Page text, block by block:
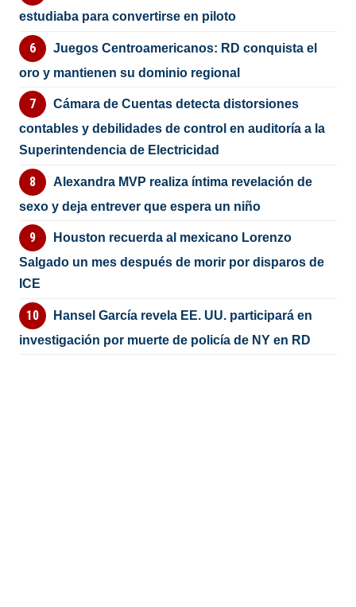
estudiaba para convertirse en piloto
Juegos Centroamericanos: RD conquista el
oro y mantienen su dominio regional
Cámara de Cuentas detecta distorsiones
contables y debilidades de control en auditoría a la
Superintendencia de Electricidad
Alexandra MVP realiza íntima revelación de
sexo y deja entrever que espera un niño
Houston recuerda al mexicano Lorenzo
Salgado un mes después de morir por disparos de
ICE
Hansel García revela EE. UU. participará en
investigación por muerte de policía de NY en RD